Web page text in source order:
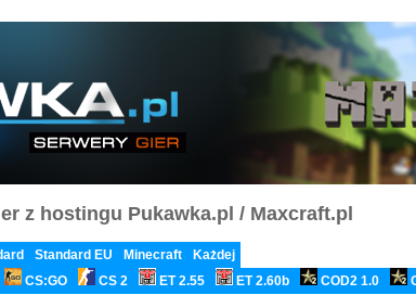
z hostingu Pukawka.pl / Maxcraft.pl
Standard EU Minecraft
Każdej
CS:GO
CS 2 ET 2.55 ET 2.60b COD2 1.0